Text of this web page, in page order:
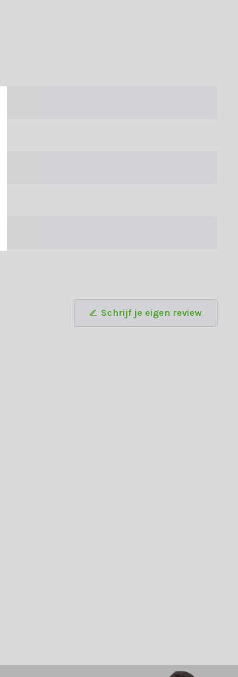
wilt, of vragen hebt over een bepaalde tuinset. Je
Schrijf je eigen review